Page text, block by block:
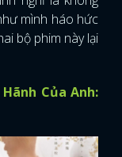
mình háo hức
bộ phim này lại
Của Anh: